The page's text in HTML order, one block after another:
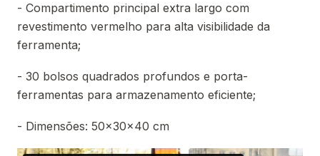
- Compartimento principal extra largo com
revestimento vermelho para alta visibilidade da
ferramenta;
- 30 bolsos quadrados profundos e porta-
ferramentas para armazenamento eficiente;
- Dimensões: 50x30x40 cm